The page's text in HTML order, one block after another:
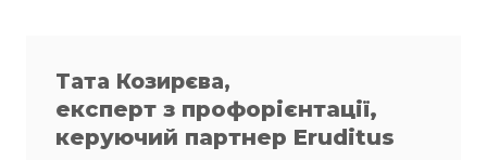
Тата Козирєва,
експерт з профорієнтації,
керуючий партнер Eruditus